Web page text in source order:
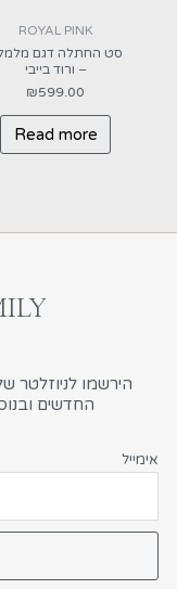
ROYAL PINK
סט החתלה דגם
– ורוד בייבי
₪599.00
Read more
הירשמו לניוזלטר
החדשים ובנוסף תהנו מ
אימייל